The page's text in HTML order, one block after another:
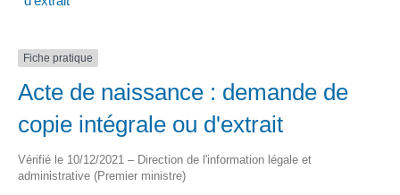
Fiche pratique
Acte de naissance : demande de
copie intégrale ou d'extrait
Vérifié le 10/12/2021 – Direction de l'information légale et
administrative (Premier ministre)